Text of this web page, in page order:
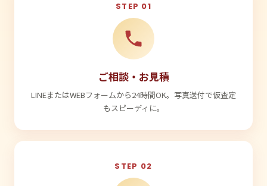
STEP 01
ご相談・お見積
LINEまたはWEBフォームから24時間OK。写真送付で仮査定
もスピーディに。
STEP 02